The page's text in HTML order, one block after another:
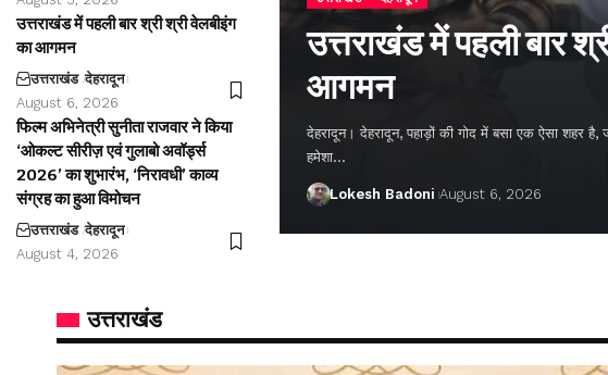
उत्तराखंड में पहली बार श्री श्री वेलबीइंग
का आगमन
उत्तराखंड देहरादून
August 6, 2026
फिल्म अभिनेत्री सुनीता राजवार ने किया
‘ओकल्ट सीरीज़ एवं गुलाबो अवॉर्ड्स
2026’ का शुभारंभ, ‘निरावधी’ काव्य
संग्रह का हुआ विमोचन
उत्तराखंड देहरादून
August 4, 2026
उत्तराखंड में पहली बार
आगमन
देहरादून। देहरादून, पहाड़ों की गोद में बसा एक ऐसा शहर है,
हमेशा…
Lokesh Badoni August 6, 2026
उत्तराखंड